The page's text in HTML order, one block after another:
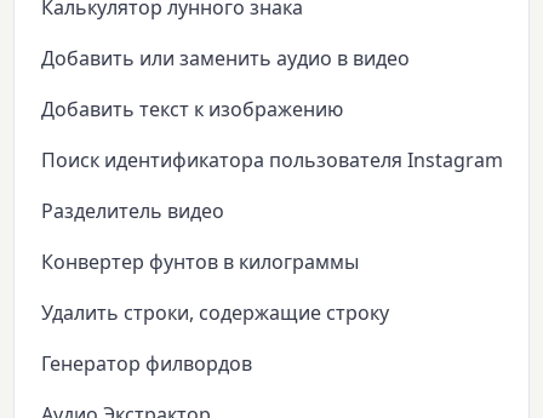
Калькулятор лунного знака
Добавить или заменить аудио в видео
Добавить текст к изображению
Поиск идентификатора пользователя Instagram
Разделитель видео
Конвертер фунтов в килограммы
Удалить строки, содержащие строку
Генератор филвордов